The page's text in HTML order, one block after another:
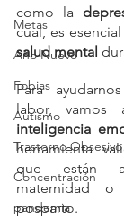
Metas
Año Nuevo
Fobias
Autismo
Trastorno
Concentración
pandemia
como la
salud mental
Para
inteligencia
herramienta
que están
maternidad
posparto.